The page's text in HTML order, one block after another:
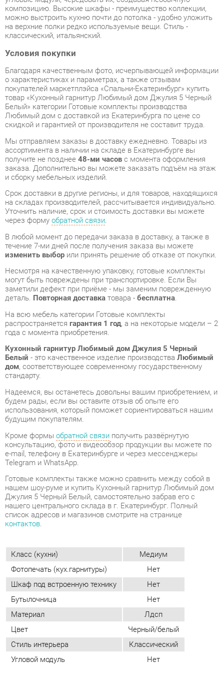
Условия покупки
Благодаря качественным фото, исчерпывающей информации
о характеристиках и параметрах, а также отзывам
покупателей маркетплэйса «Спальни-Екатеринбург» купить
товар «Кухонный гарнитур Любимый дом Джулия 5 Черный
Белый» категории Готовые комплекты производства
Любимый дом с доставкой из Екатеринбурга по цене со
скидкой и гарантией от производителя не составит труда.
Мы отправляем заказы в доставку ежедневно. Товары из
ассортимента в наличии на складе в Екатеринбурге вы
получите не позднее48-ми часовс момента оформления
заказа. Дополнительно вы можете заказать подъём на этаж
Срок доставки в другие регионы, и для товаров, находящихся
на складах производителей, рассчитывается индивидуально.
Уточнить наличие, срок и стоимость доставки вы можете
через формуобратной связи.
В любой момент до передачи заказа в доставку, а также в
течение 7-ми дней после получения заказа вы можете
изменить выборили принять решение об отказе от покупки.
Несмотря на качественную упаковку, готовые комплекты
могут быть повреждены при транспортировке. Если Вы
заметили дефект при приёме - мы заменим поврежденную
деталь.Повторная доставкатовара -бесплатна.
распространяетсягарантия 1 год, а на некоторые модели – 2
года с момента приобретения.
Кухонный гарнитур Любимый дом Джулия 5 Черный
дом, соответствующее современному государственному
стандарту.
будем рады, если вы оставите отзыв об опыте его
использования, который поможет сориентироваться нашим
будущим покупателям.
Кроме формы
консультацию, фото и видеообзор продукции вы можете по
e-mail, телефону в Екатеринбурге и через мессенджеры
Telegram и WhatsApp.
Готовые комплекты также можно сравнить между собой в
нашем шоу-руме и купить Кухонный гарнитур Любимый дом
Джулия 5 Черный Белый, самостоятельно забрав его с
нашего центрального склада в г. Екатеринбург. Полный
список адресов и магазинов смотрите на странице
контактов.
Класс (кухни) Медиум
Фотопечать (кух.гарнитуры)
Нет
Шкаф под встроенную технику
Материал
Лдсп
Цвет
Черный/белый
Стиль интерьера
Классический
Угловой модуль
Нет
ОТЗЫВЫ
Пока нет отзывов, поделитесь первым своим мнением.